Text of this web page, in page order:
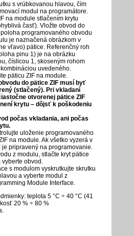
s vrúbkovanou hlavou, čím
modul na programátore.
na module stlačením krytu
časť). Vložte obvod do
programovaného obvodu
je naznačená obrázkom v
vľavo) pätice. Referenčný roh
pinu 1) je na obrázku
číslicou 1, skoseným rohom
uvedeného.
päticu ZIF na module.
do pätice ZIF musí byť
(stlačený). Pri vkladaní
otvorenej pätice ZIF
krytu – dôjsť k poškodeniu
počas vkladania, ani počas
uloženie programovaného
na module. Ak všetko vyzerá v
je pripravený na programovanie.
z modulu, stlačte kryt pätice
vyberte obvod.
s modulom vyskrutkujte skrutku
a vyberte modul z
Module Interface.
teplota 5 °C ÷ 40 °C (41
20 % ÷ 80 %